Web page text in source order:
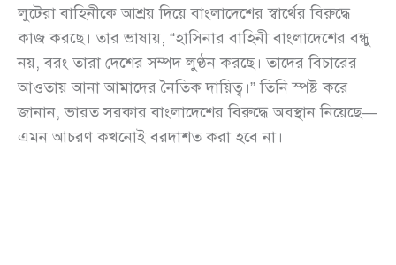
লুটেরা বাহিনীকে আশ্রয় দিয়ে বাংলাদেশের স্বার্থের বিরুদ্ধে
কাজ করছে। তার ভাষায়, “হাসিনার বাহিনী বাংলাদেশের বন্ধু
নয়, বরং তারা দেশের সম্পদ লুণ্ঠন করছে। তাদের বিচারের
আওতায় আনা আমাদের নৈতিক দায়িত্ব।” তিনি স্পষ্ট করে
জানান, ভারত সরকার বাংলাদেশের বিরুদ্ধে অবস্থান নিয়েছে—
এমন আচরণ কখনোই বরদাশত করা হবে না।